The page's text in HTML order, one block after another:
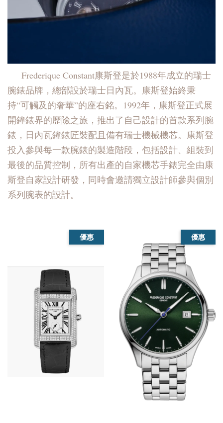
Frederique Constant康斯登是於1988年成立的瑞士
腕錶品牌，總部設於瑞士日內瓦。康斯登始終秉
持“可觸及的奢華”的座右銘。1992年，康斯登正式展
開鐘錶界的歷險之旅，推出了自己設計的首款系列腕
錶，日內瓦鐘錶匠裝配且備有瑞士機械機芯。康斯登
投入參與每一款腕錶的製造階段，包括設計、組裝到
最後的品質控制，所有出產的自家機芯手錶完全由康
斯登自家設計研發，同時會邀請獨立設計師參與個別
系列腕表的設計。
優惠 優惠